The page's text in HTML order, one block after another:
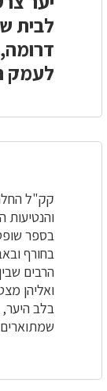
לעמק
והנטיעות
בספר
בחורף
הרבים
ואליהן
בלב